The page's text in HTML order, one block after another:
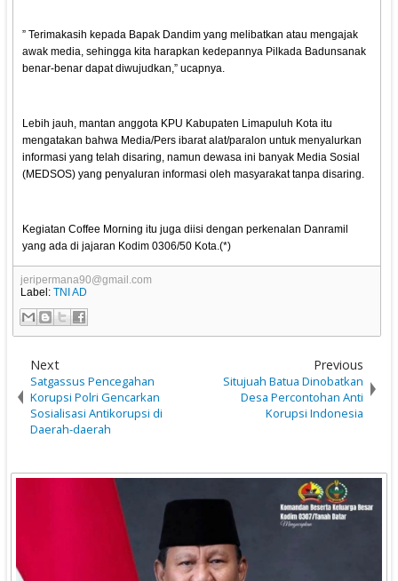
” Terimakasih kepada Bapak Dandim yang melibatkan atau mengajak
awak media, sehingga kita harapkan kedepannya Pilkada Badunsanak
benar-benar dapat diwujudkan,” ucapnya.
Lebih jauh, mantan anggota KPU Kabupaten Limapuluh Kota itu
mengatakan bahwa Media/Pers ibarat alat/paralon untuk menyalurkan
informasi yang telah disaring, namun dewasa ini banyak Media Sosial
(MEDSOS) yang penyaluran informasi oleh masyarakat tanpa disaring.
Kegiatan Coffee Morning itu juga diisi dengan perkenalan Danramil
yang ada di jajaran Kodim 0306/50 Kota.(*)
jeripermana90@gmail.com
Label:TNI AD
Next
Satgassus Pencegahan
Korupsi Polri Gencarkan
Sosialisasi Antikorupsi di
Daerah-daerah
Previous
Situjuah Batua Dinobatkan
Desa Percontohan Anti
Korupsi Indonesia